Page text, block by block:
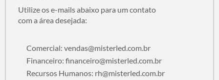
Utilize os e-mails abaixo para um contato
com a área desejada:
Comercial: vendas@misterled.com.br
Financeiro: financeiro@misterled.com.br
Recursos Humanos: rh@misterled.com.br